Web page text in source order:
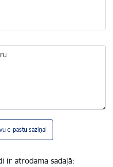
e-pastu saziņai
ir atrodama sadaļā: